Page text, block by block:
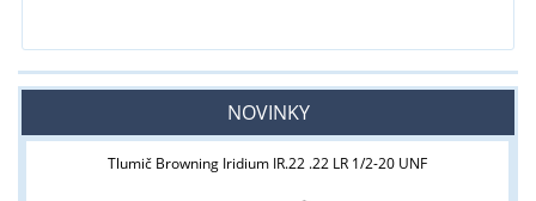
NOVINKY
Tlumič Browning Iridium IR.22 .22 LR 1/2-20 UNF